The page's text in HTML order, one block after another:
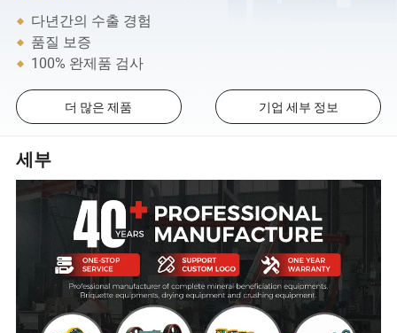
다년간의 수출 경험
품질 보증
100% 완제품 검사
더 많은 제품 기업 세부 정보
세부